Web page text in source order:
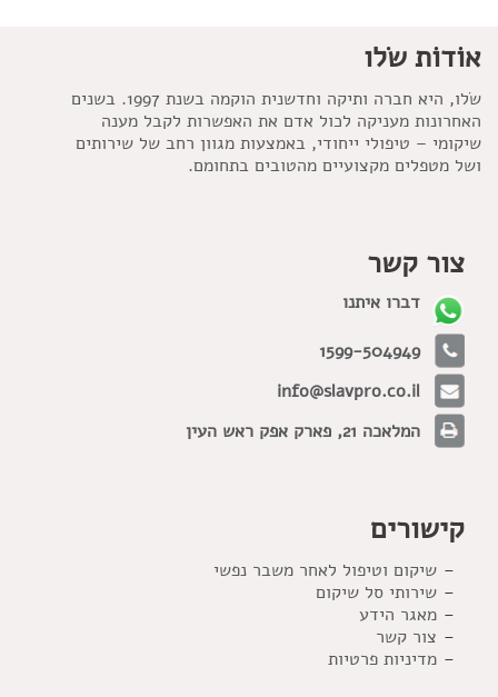
אוֹדוֹת שׂלו
שׂלו, היא חברה ותיקה וחדשנית הוקמה בשנת 1997. בשנים
האחרונות מעניקה לכול אדם את האפשרות לקבל מענה
שיקומי – טיפולי ייחודי, באמצעות מגוון רחב של שירותים
ושל מטפלים מקצועיים מהטובים בתחומם.
צור קשר
דברו איתנו
1599-504949
info@slavpro.co.il
המלאכה 21, פארק אפק ראש העין
קישורים
שיקום וטיפול לאחר משבר נפשי
שירותי סל שיקום
מאגר הידע
צור קשר
מדיניות פרטיות